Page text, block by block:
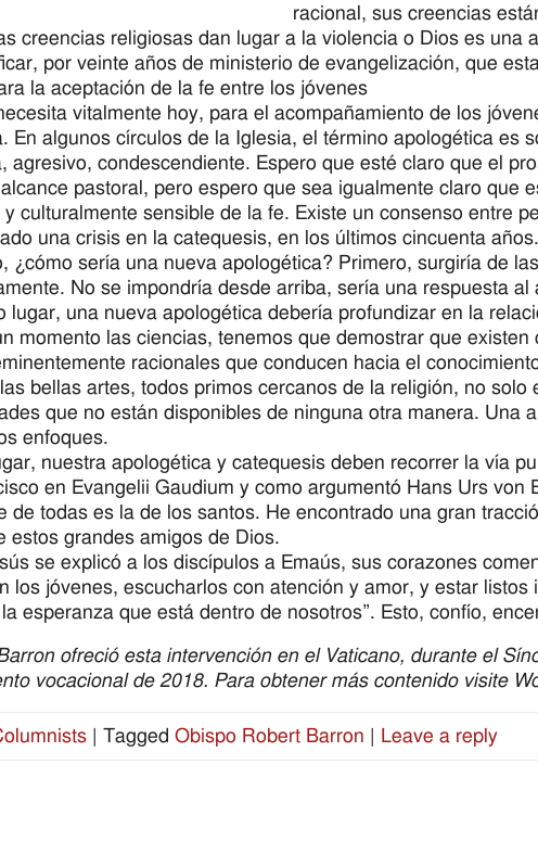
racional, sus creencias
creencias religiosas dan lugar a la violencia o Dios es una
por veinte años de ministerio de evangelización, que
la aceptación de la fe entre los jóvenes
vitalmente hoy, para el acompañamiento de los
En algunos círculos de la Iglesia, el término apologética es
agresivo, condescendiente. Espero que esté claro que el
pastoral, pero espero que sea igualmente claro que
y culturalmente sensible de la fe. Existe un consenso entre
una crisis en la catequesis, en los últimos cincuenta años.
¿cómo sería una nueva apologética? Primero, surgiría de
No se impondría desde arriba, sería una respuesta
lugar, una nueva apologética debería profundizar en la
momento las ciencias, tenemos que demostrar que existen
racionales que conducen hacia el
bellas artes, todos primos cercanos de la religión, no solo
que no están disponibles de ninguna otra manera. Una
enfoques.
nuestra apologética y catequesis deben recorrer la vía
en Evangelii Gaudium y como argumentó Hans Urs von
de todas es la de los santos. He encontrado una gran
estos grandes amigos de Dios.
se explicó a los discípulos a Emaús, sus corazones
los jóvenes, escucharlos con atención y amor, y estar listos
esperanza que está dentro de nosotros”. Esto, confío,
ofreció esta intervención en el Vaticano, durante el
vocacional de 2018. Para obtener más contenido visite
Tagged Obispo Robert Barron Leave a reply